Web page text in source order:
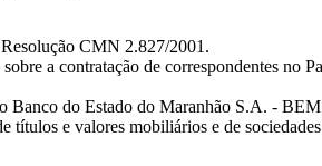
CMN 2.827/2001.
a contratação de correspondentes no
Banco do Estado do Maranhão S.A. -
títulos e valores mobiliários e de